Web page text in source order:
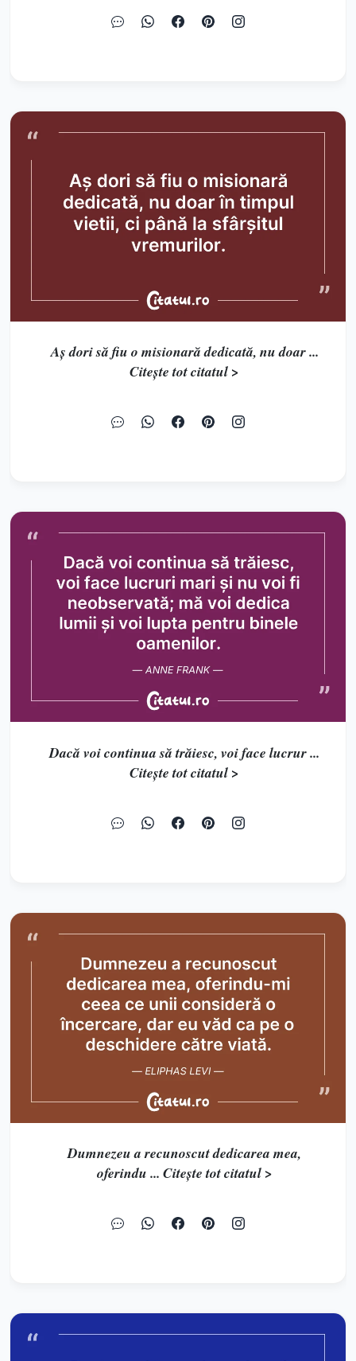
Aș dori să fiu o misionară dedicată, nu doar ...
Citește tot citatul >
Dacă voi continua să trăiesc, voi face lucrur ...
Citește tot citatul >
Dumnezeu a recunoscut dedicarea mea,
oferindu ... Citește tot citatul >